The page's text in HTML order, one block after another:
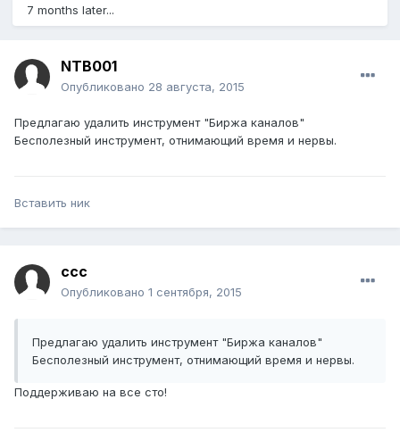
7 months later...
NTB001
Опубликовано 28 августа, 2015
Предлагаю удалить инструмент "Биржа каналов"
Бесполезный инструмент, отнимающий время и нервы.
Вставить ник
ccc
Опубликовано 1 сентября, 2015
Предлагаю удалить инструмент "Биржа каналов"
Бесполезный инструмент, отнимающий время и нервы.
Поддерживаю на все сто!